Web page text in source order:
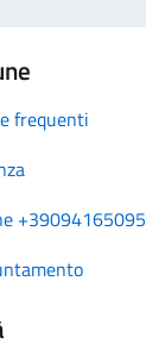
frequenti
+39094165095